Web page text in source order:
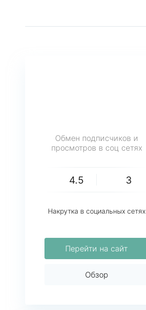
Обмен подписчиков и
просмотров в соц сетях
4.5 3
Накрутка в социальных сетях
Перейти на сайт
Обзор